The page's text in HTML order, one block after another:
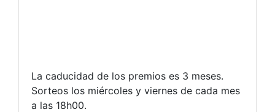
La caducidad de los premios es 3 meses.
Sorteos los miércoles y viernes de cada mes
a las 18h00.